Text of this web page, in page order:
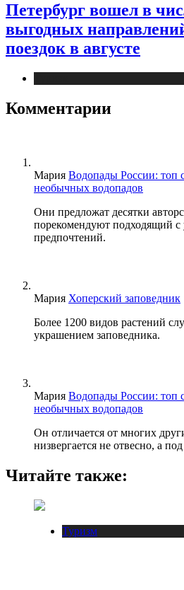
Петербург вошел в
выгодных
поездок в августе
Комментарии
Мария Водопады России: топ
необычных водопадов
Они предложат десятки
порекомендуют подходящий
предпочтений.
Мария Хоперский заповедник
Более 1200 видов растений
украшением заповедника.
Мария Водопады России: топ
необычных водопадов
Он отличается от многих
низвергается не отвесно, а
Читайте также:
Туризм